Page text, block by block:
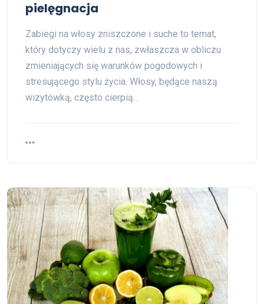
pielęgnacja
Zabiegi na włosy zniszczone i suche to temat,
który dotyczy wielu z nas, zwłaszcza w obliczu
zmieniających się warunków pogodowych i
stresującego stylu życia. Włosy, będące naszą
wizytówką, często cierpią…